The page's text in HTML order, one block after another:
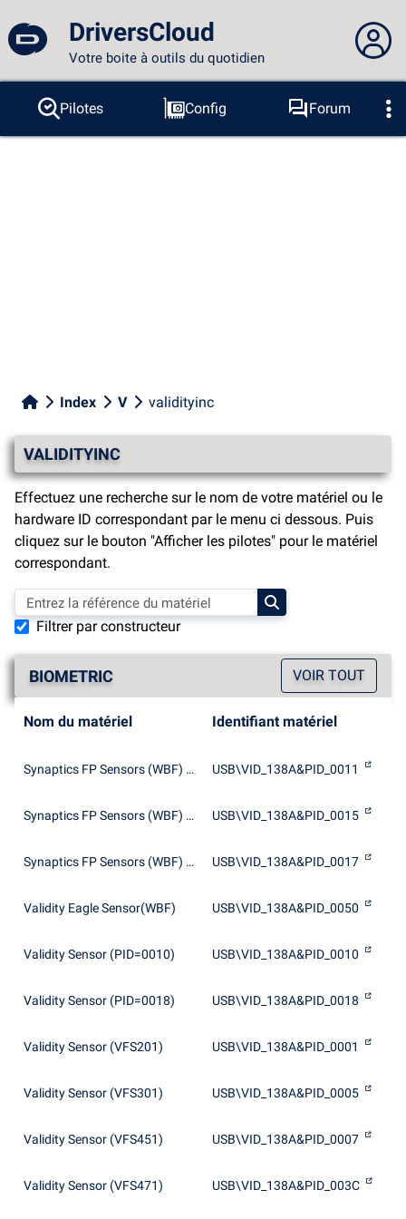
DriversCloud
Votre boite à outils du quotidien
Vous n'êtes pas connecté...
Connexion au site
Pilotes Config
Forum
Sondes
BSOD Outils
Index V validityinc
VALIDITYINC
Effectuez une recherche sur le nom de votre matériel ou le
hardware ID correspondant par le menu ci dessous. Puis
cliquez sur le bouton "Afficher les pilotes" pour le matériel
correspondant.
Filtrer par constructeur
BIOMETRIC VOIR TOUT
Nom du matériel Identifiant matériel
Synaptics FP Sensors (WBF) (PID=0011) USB\VID_138A&PID_0011
Synaptics FP Sensors (WBF) (PID=0015) USB\VID_138A&PID_0015
Synaptics FP Sensors (WBF) (PID=0017) USB\VID_138A&PID_0017
Validity Eagle Sensor(WBF) USB\VID_138A&PID_0050
Validity Sensor (PID=0010) USB\VID_138A&PID_0010
Validity Sensor (PID=0018) USB\VID_138A&PID_0018
Validity Sensor (VFS201) USB\VID_138A&PID_0001
Validity Sensor (VFS301) USB\VID_138A&PID_0005
Validity Sensor (VFS451) USB\VID_138A&PID_0007
Validity Sensor (VFS471) USB\VID_138A&PID_003C